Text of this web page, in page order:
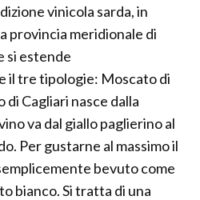
vinicola sarda, in
provincia meridionale di
si estende
il tre tipologie: Moscato di
di Cagliari nasce dalla
va dal giallo paglierino al
Per gustarne al massimo il
bevuto come
bianco. Si tratta di una